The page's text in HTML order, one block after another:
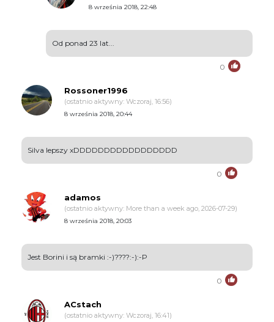
8 września 2018, 22:48
Od ponad 23 lat...
0
Rossoner1996
(ostatnio aktywny: Wczoraj, 16:56)
8 września 2018, 20:44
Silva lepszy xDDDDDDDDDDDDDDDDD
0
adamos
(ostatnio aktywny: More than a week ago, 2026-07-29)
8 września 2018, 20:03
Jest Borini i są bramki :-)????:-):-P
0
ACstach
(ostatnio aktywny: Wczoraj, 16:41)